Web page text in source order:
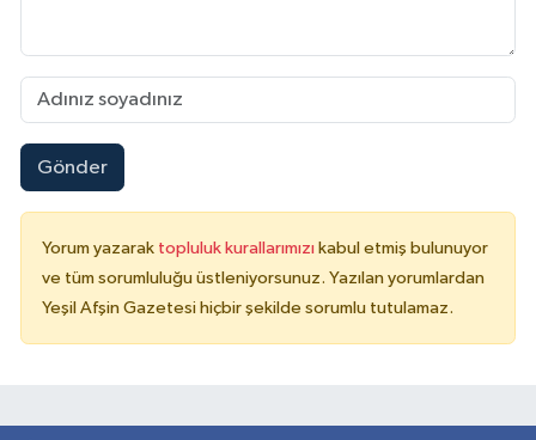
Gönder
Yorum yazarak topluluk kurallarımızı kabul etmiş bulunuyor
ve tüm sorumluluğu üstleniyorsunuz. Yazılan yorumlardan
Yeşil Afşin Gazetesi hiçbir şekilde sorumlu tutulamaz.